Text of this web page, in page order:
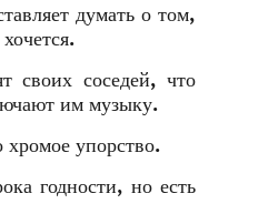
думать о том,
своих соседей, что
им музыку.
хромое упорство.
годности, но есть